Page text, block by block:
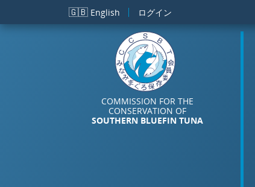
メインコンテンツに移動
🇬🇧 English ログイン
COMMISSION FOR THE
CONSERVATION OF
SOUTHERN BLUEFIN TUNA